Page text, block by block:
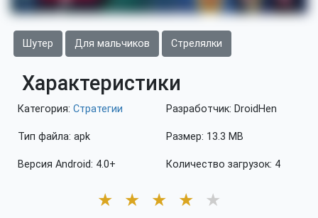
Шутер Для мальчиков Стрелялки
Характеристики
Категория: Стратегии
Тип файла: apk
Версия Android: 4.0+
Разработчик: DroidHen
Размер: 13.3 MB
Количество загрузок: 4
★ ★ ★ ★ ★